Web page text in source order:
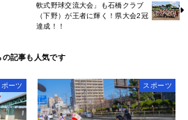
軟式野球交流大会」も石橋クラブ
（下野）が王者に輝く！県大会2冠
達成！！
ポーツ スポーツ